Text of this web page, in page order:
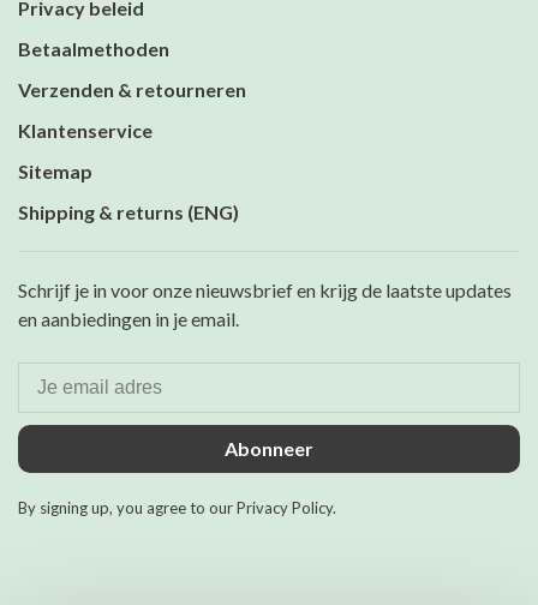
Privacy beleid
Betaalmethoden
Verzenden & retourneren
Klantenservice
Sitemap
Shipping & returns (ENG)
Schrijf je in voor onze nieuwsbrief en krijg de laatste updates
en aanbiedingen in je email.
Abonneer
By signing up, you agree to our Privacy Policy.